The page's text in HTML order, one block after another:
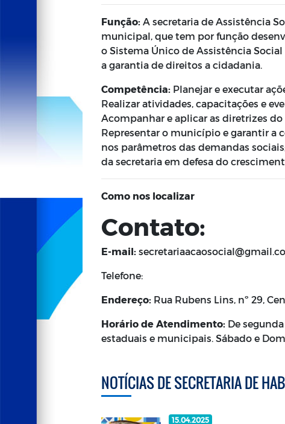
Função: A secretaria de Assistência
municipal, que tem por função
o Sistema Único de Assistência
a garantia de direitos a cidadania.
Competência: Planejar e executar
Realizar atividades, capacitações e
Acompanhar e aplicar as diretrizes
Representar o município e garantir a
nos parâmetros das demandas
da secretaria em defesa do
Como nos localizar
Contato:
E-mail:
Telefone:
Endereço: Rua Rubens Lins, nº 29,
Horário de Atendimento: De
estaduais e municipais. Sábado e
NOTÍCIAS DE SECRETARIA DE
15.04.2025